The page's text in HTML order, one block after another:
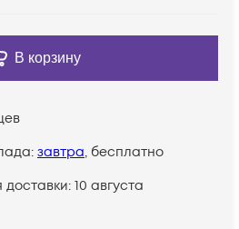
В корзину
завтра, бесплатно
доставки: 10 августа